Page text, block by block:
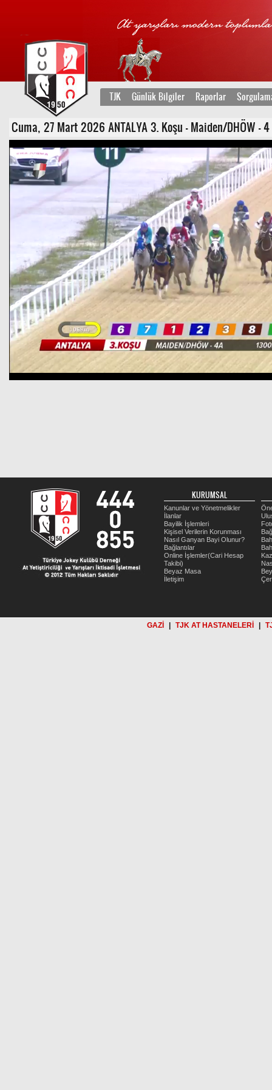
TJK Günlük Bilgiler Raporlar
Cuma, 27 Mart 2026 ANTALYA 3. Koşu - Maiden/DHÖW -
KURUMSAL
Kanunlar ve Yönetmelikler
İlanlar
Bayilik İşlemleri
Kişisel Verilerin Korunması
Nasıl Ganyan Bayi Olunur?
Bağlantılar
Online İşlemler(Cari Hesap
Takibi)
Beyaz Masa
İletişim
GAZİ TJK AT HASTANELERİ